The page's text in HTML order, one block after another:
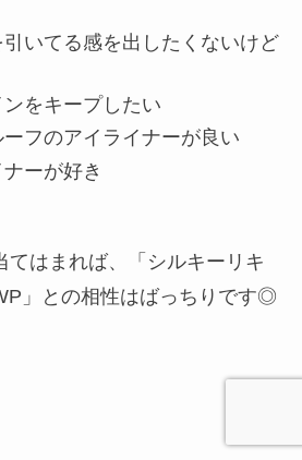
いてる感を出したくないけど
ンをキープしたい
フのアイライナーが良い
ーが好き
てはまれば、「シルキーリキ
」との相性はばっちりです◎